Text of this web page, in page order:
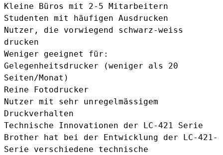
Kleine Büros mit 2-5 Mitarbeitern
Studenten mit häufigen Ausdrucken
Nutzer, die vorwiegend schwarz-weiss
drucken
Weniger geeignet für:
Gelegenheitsdrucker (weniger als 20
Seiten/Monat)
Reine Fotodrucker
Nutzer mit sehr unregelmässigem
Druckverhalten
Technische Innovationen der LC-421 Serie
Brother hat bei der Entwicklung der LC-421-
Serie verschiedene technische